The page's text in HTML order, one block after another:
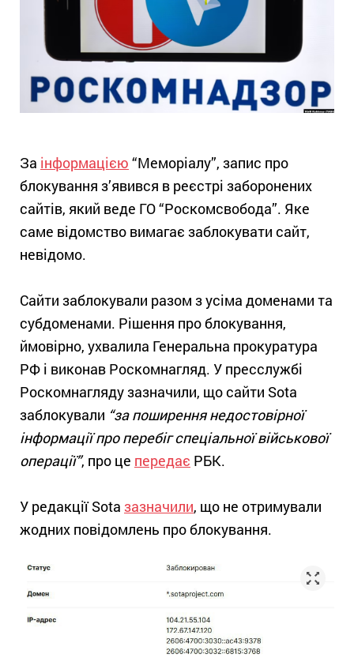
За інформацією “Меморіалу”, запис про
блокування з’явився в реєстрі заборонених
сайтів, який веде ГО “Роскомсвобода”. Яке
саме відомство вимагає заблокувати сайт,
невідомо.
Сайти заблокували разом з усіма доменами та
субдоменами. Рішення про блокування,
ймовірно, ухвалила Генеральна прокуратура
РФ і виконав Роскомнагляд. У пресслужбі
Роскомнагляду зазначили, що сайти Sota
заблокували “за поширення недостовірної
інформації про перебіг спеціальної військової
операції”, про це передає РБК.
У редакції Sota зазначили, що не отримували
жодних повідомлень про блокування.